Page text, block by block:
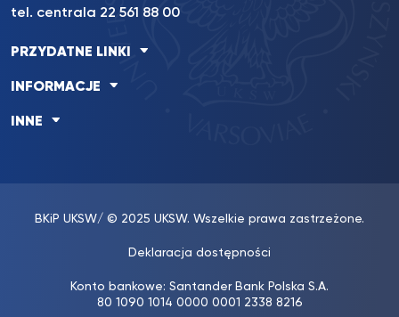
tel. centrala 22 561 88 00
PRZYDATNE LINKI
INFORMACJE
INNE
BKiP UKSW/ © 2025 UKSW. Wszelkie prawa zastrzeżone.
Deklaracja dostępności
Konto bankowe: Santander Bank Polska S.A.
80 1090 1014 0000 0001 2338 8216